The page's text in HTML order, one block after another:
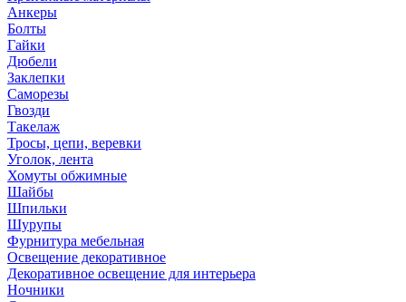
Анкеры
Болты
Гайки
Дюбели
Заклепки
Саморезы
Гвозди
Такелаж
Тросы, цепи, веревки
Уголок, лента
Хомуты обжимные
Шайбы
Шпильки
Шурупы
Фурнитура мебельная
Освещение декоративное
Декоративное освещение для интерьера
Ночники